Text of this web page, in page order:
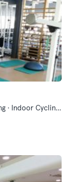
Boxe · Capoeira · Fitness · Functional Training · Indoor Cycling · Pilates · Qi Gong et Tai Chi · Yoga